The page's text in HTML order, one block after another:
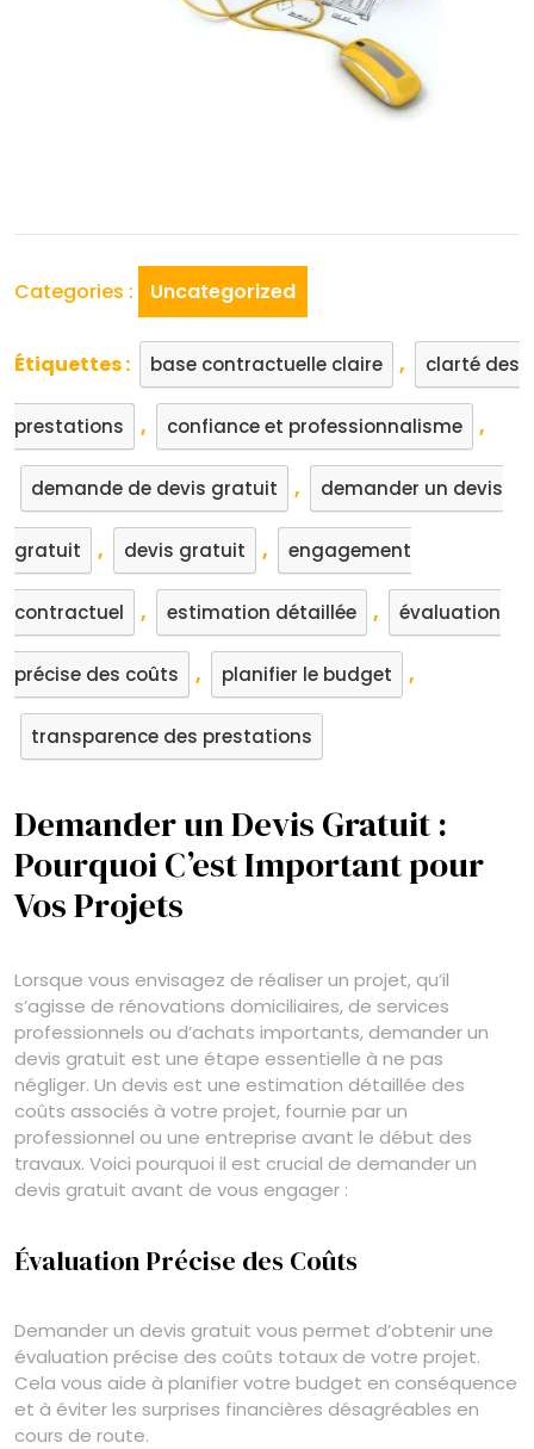
Categories : Uncategorized
Étiquettes : base contractuelle claire , clarté des
prestations , confiance et professionnalisme ,
demande de devis gratuit , demander un devis
gratuit , devis gratuit , engagement
contractuel , estimation détaillée , évaluation
précise des coûts , planifier le budget ,
transparence des prestations
Demander un Devis Gratuit :
Pourquoi C’est Important pour
Vos Projets
Lorsque vous envisagez de réaliser un projet, qu’il
s’agisse de rénovations domiciliaires, de services
professionnels ou d’achats importants, demander un
devis gratuit est une étape essentielle à ne pas
négliger. Un devis est une estimation détaillée des
coûts associés à votre projet, fournie par un
professionnel ou une entreprise avant le début des
travaux. Voici pourquoi il est crucial de demander un
devis gratuit avant de vous engager :
Évaluation Précise des Coûts
Demander un devis gratuit vous permet d’obtenir une
évaluation précise des coûts totaux de votre projet.
Cela vous aide à planifier votre budget en conséquence
et à éviter les surprises financières désagréables en
cours de route.